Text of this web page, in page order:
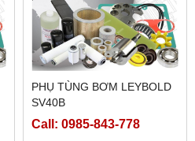
PHỤ TÙNG BƠM LEYBOLD
SV40B
Call: 0985-843-778